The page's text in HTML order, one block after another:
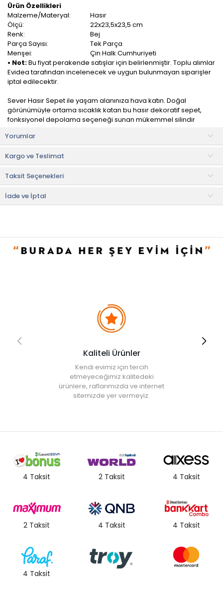
Ürün Özellikleri
Malzeme/Materyal:
Hasır
Ölçü:
22x23,5x23,5 cm
Renk:
Bej
Parça Sayısı:
Tek Parça
Menşei:
Çin Halk Cumhuriyeti
• Not:Bu fiyat perakende satışlar için belirlenmiştir. Toplu alımlar
Evidea tarafından incelenecek ve uygun bulunmayan siparişler
iptal edilecektir.
Sever Hasır Sepet ile yaşam alanınıza hava katın. Doğal
görünümüyle ortama sıcaklık katan bu hasır dekoratif sepet,
fonksiyonel depolama seçeneği sunan mükemmel silindir
Mutfağınızdan oturma odanıza, banyonuzdan antrenize kadar
her yerde kullanabileceğiniz hasır sepetin yaşam alanınıza
getireceği doğal stili seveceksiniz.
Evinizin her alanında eşyalarınızı organize etmek için
kullanabileceğiniz hasır sepettir.
Yorumlar
Kargo ve Teslimat
Taksit Seçenekleri
İade ve İptal
Kaliteli Ürünler
Kendi evimiz için tercih
etmeyeceğimiz kalitedeki
ürünlere, raflarımızda ve internet
sitemizde yer vermeyiz.
4 Taksit 2 Taksit 4 Taksit
2 Taksit 4 Taksit 4 Taksit
4 Taksit